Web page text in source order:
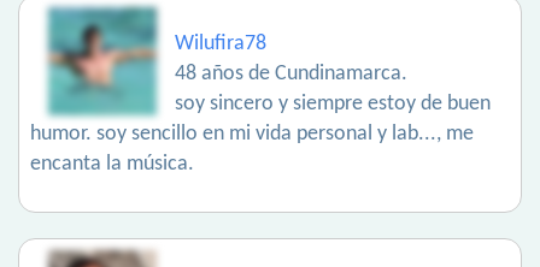
Wilufira78
48 años de Cundinamarca.
soy sincero y siempre estoy de buen
humor. soy sencillo en mi vida personal y lab..., me
encanta la música.